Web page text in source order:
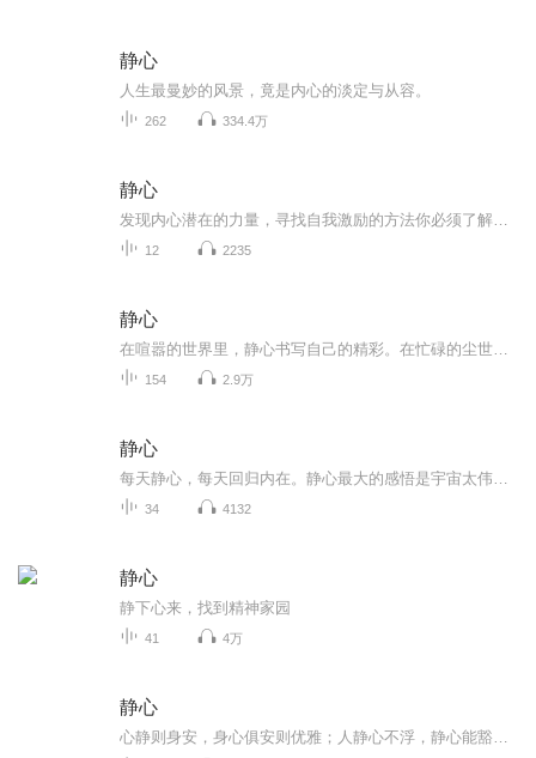
静心
人生最曼妙的风景，竟是内心的淡定与从容。
262 334.4万
静心
12 2235
静心
154 2.9万
静心
34 4132
静心
静下心来，找到精神家园
41 4万
静心